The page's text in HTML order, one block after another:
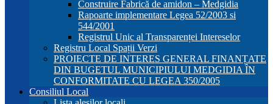
Construire Fabrică de amidon – Medgidia
Rapoarte implementare Legea 52/2003 si
544/2001
Registrul Unic al Transparenței Intereselor
Registru Local Spații Verzi
PROIECTE DE INTERES GENERAL FINANȚATE
DIN BUGETUL MUNICIPIULUI MEDGIDIA ÎN
CONFORMITATE CU LEGEA 350/2005
Consiliul Local